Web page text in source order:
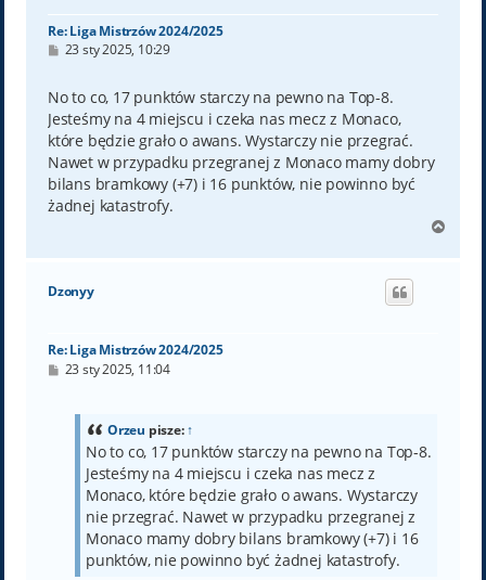
Re: Liga Mistrzów 2024/2025
P
t
23 sty 2025, 10:29
No to co, 17 punktów starczy na pewno na Top-8.
Jesteśmy na 4 miejscu i czeka nas mecz z Monaco,
które będzie grało o awans. Wystarczy nie przegrać.
Nawet w przypadku przegranej z Monaco mamy dobry
bilans bramkowy (+7) i 16 punktów, nie powinno być
żadnej katastrofy.
g
Dzonyy
Re: Liga Mistrzów 2024/2025
P23 sty 2025, 11:04
Orzeu pisze:↑
No to co, 17 punktów starczy na pewno na Top-8.
Jesteśmy na 4 miejscu i czeka nas mecz z
Monaco, które będzie grało o awans. Wystarczy
nie przegrać. Nawet w przypadku przegranej z
Monaco mamy dobry bilans bramkowy (+7) i 16
punktów, nie powinno być żadnej katastrofy.